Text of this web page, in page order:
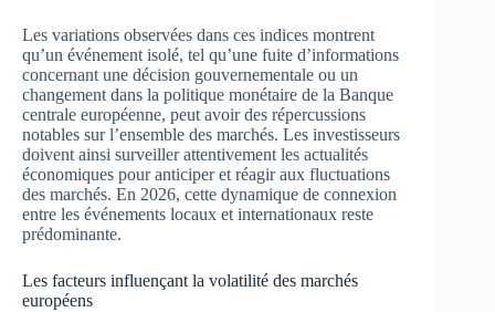
Les variations observées dans ces indices montrent
qu’un événement isolé, tel qu’une fuite d’informations
concernant une décision gouvernementale ou un
changement dans la politique monétaire de la Banque
centrale européenne, peut avoir des répercussions
notables sur l’ensemble des marchés. Les investisseurs
doivent ainsi surveiller attentivement les actualités
économiques pour anticiper et réagir aux fluctuations
des marchés. En 2026, cette dynamique de connexion
entre les événements locaux et internationaux reste
prédominante.
Les facteurs influençant la volatilité des marchés
européens